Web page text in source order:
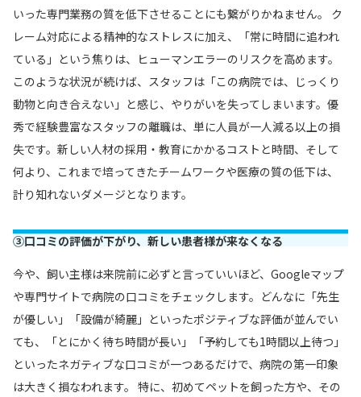
いった専門業務の質を低下させることにも繋がりかねません。 ク
レーム対応による精神的なストレスに加え、「常に時間に追われ
ている」という焦りは、ヒューマンエラーのリスクを高めます。
このような状況が続けば、スタッフは「この病院では、じっくり
動物と向き合えない」と感じ、やりがいを失ってしまいます。優
秀で経験豊富なスタッフの離職は、単に人員が一人減る以上の損
失です。新しい人材の採用・教育にかかるコストと時間、そして
何より、これまで培ってきたチームワークや医療の質の低下は、
計り知れないダメージとなります。
③口コミの評価が下がり、新しい患者様が来なくなる
今や、飼い主様は来院前に必ずと言っていいほど、Googleマップ
や専門サイトで病院の口コミをチェックします。どんなに「先生
が優しい」「設備が綺麗」といったポジティブな評価が並んでい
ても、「とにかく待ち時間が長い」「予約しても1時間以上待つ」
といったネガティブな口コミが一つあるだけで、病院の第一印象
は大きく損なわれます。 特に、初めてペットを飼った方や、その